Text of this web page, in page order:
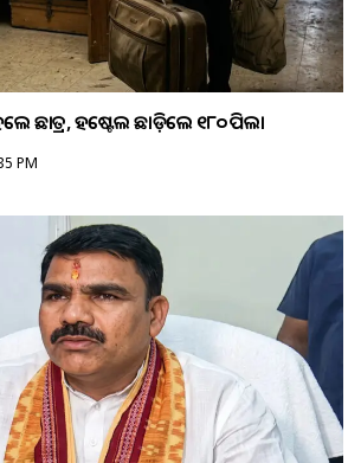
ଛାତ୍ର, ହଷ୍ଟେଲ ଛାଡ଼ିଲେ ୧୮୦ ପିଲା
PM